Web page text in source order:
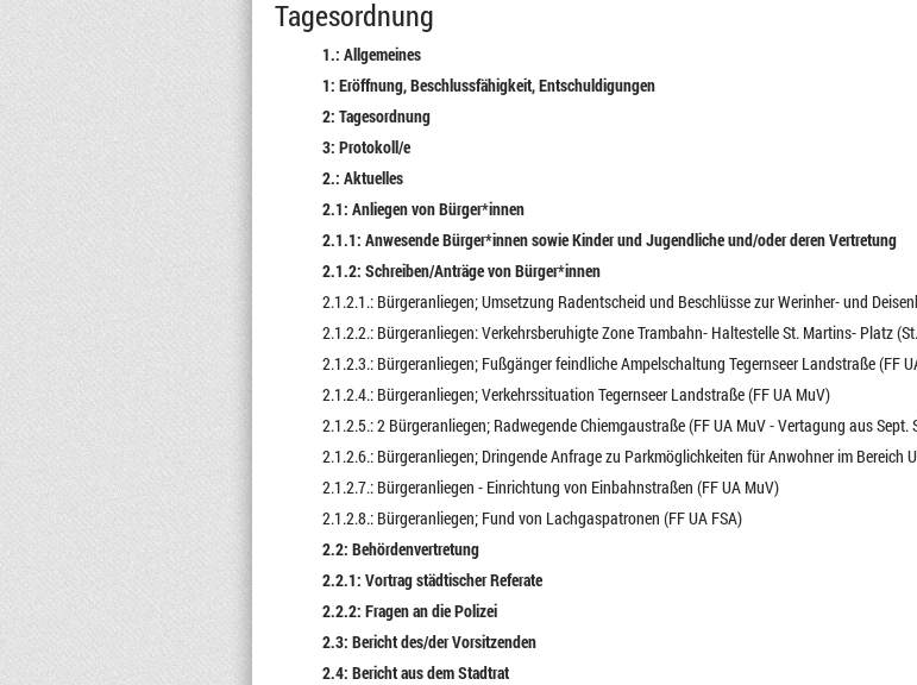
Tagesordnung
1.: Allgemeines
1: Eröffnung, Beschlussfähigkeit, Entschuldigungen
2: Tagesordnung
3: Protokoll/e
2.: Aktuelles
2.1: Anliegen von Bürger*innen
2.1.1: Anwesende Bürger*innen sowie Kinder und Jugendliche und/oder deren Vertretung
2.1.2: Schreiben/Anträge von Bürger*innen
2.1.2.1.: Bürgeranliegen; Umsetzung Radentscheid und Beschlüsse zur Werinher- und
2.1.2.2.: Bürgeranliegen: Verkehrsberuhigte Zone Trambahn- Haltestelle St. Martins- Platz
2.1.2.3.: Bürgeranliegen; Fußgänger feindliche Ampelschaltung Tegernseer Landstraße (FF
2.1.2.4.: Bürgeranliegen; Verkehrssituation Tegernseer Landstraße (FF UA MuV)
2.1.2.5.: 2 Bürgeranliegen; Radwegende Chiemgaustraße (FF UA MuV - Vertagung aus Sept.
2.1.2.6.: Bürgeranliegen; Dringende Anfrage zu Parkmöglichkeiten für Anwohner im Bereich
2.1.2.7.: Bürgeranliegen - Einrichtung von Einbahnstraßen (FF UA MuV)
2.1.2.8.: Bürgeranliegen; Fund von Lachgaspatronen (FF UA FSA)
2.2: Behördenvertretung
2.2.1: Vortrag städtischer Referate
2.2.2: Fragen an die Polizei
2.3: Bericht des/der Vorsitzenden
2.4: Bericht aus dem Stadtrat